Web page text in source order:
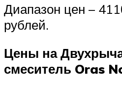
Диапазон цен –
рублей.
Цены на
смеситель Oras